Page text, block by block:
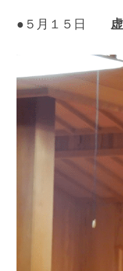
●５月１５日